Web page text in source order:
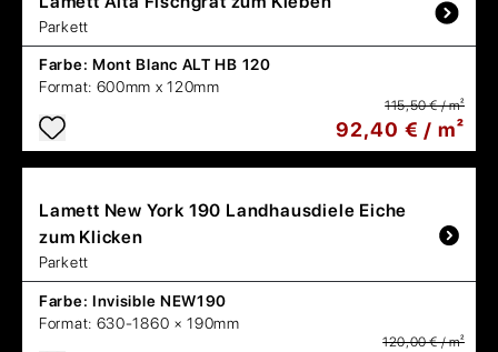
Parkett
Farbe: Mont Blanc ALT HB 120
Format: 600mm x 120mm
115,50 € / m²
92,40 € / m²
Lamett New York 190 Landhausdiele Eiche
zum Klicken
Parkett
Farbe: Invisible NEW190
Format: 630-1860 × 190mm
120,00 € / m²